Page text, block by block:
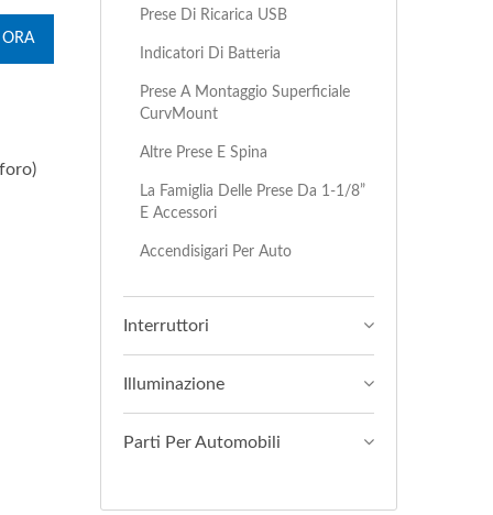
ORA
Prese Di Ricarica USB
Indicatori Di Batteria
Prese A Montaggio Superficiale
CurvMount
Altre Prese E Spina
La Famiglia Delle Prese Da 1-1/8”
E Accessori
Accendisigari Per Auto
Interruttori
Illuminazione
Parti Per Automobili